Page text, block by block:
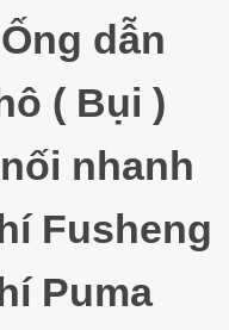
dẫn
( Bụi )
nhanh
Fusheng
Puma